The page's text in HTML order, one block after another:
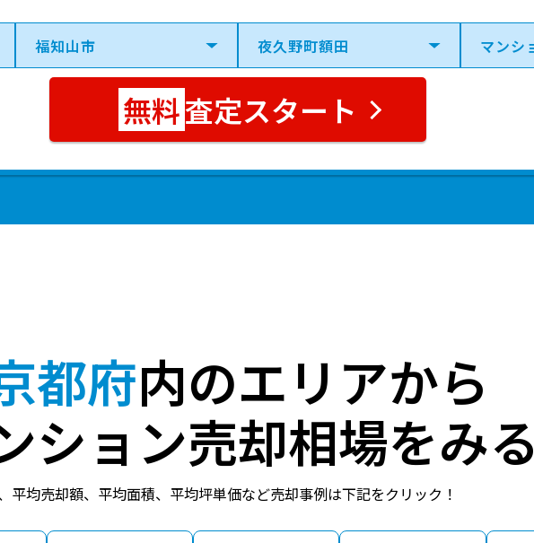
査定スタート
都府内のエリアから
ション売却相場をみる
均売却額、平均面積、平均坪単価など売却事例は下記をクリック！